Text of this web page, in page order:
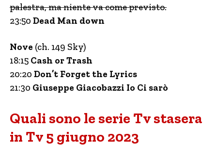
palestra, ma niente va come previsto.
23:50 Dead Man down
Nove (ch. 149 Sky)
18:15 Cash or Trash
20:20 Don’t Forget the Lyrics
21:30 Giuseppe Giacobazzi Io Ci sarò
Quali sono le serie Tv stasera
in Tv 5 giugno 2023